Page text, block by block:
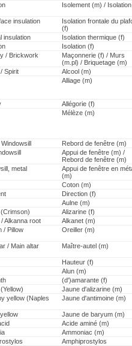
Isolement (m) /
insulation
Isolation frontale du
(f)
insulation Isolation thermique (f)
Isolation (f)
/ Brickwork
Maçonnerie (f) / Murs
(m.pl) / Briquetage (m)
Spirit Alcool (m)
Alliage (m)
Allégorie (f)
Mélèze (m)
Rebord de fenêtre (m)
Appui de fenêtre (m) /
Rebord de fenêtre (m)
metal
Appui de fenêtre en
(m)
Coton (m)
Direction (f)
Aulne (m)
Alizarine (f)
Alkanna root Alkanet (m)
/ Pillow Oreiller (m)
/ Main altar Maître-autel (m)
Hauteur (f)
Alun (m)
(d')amarante (f)
Jaune d'alizarine (m)
yellow (Naples
Jaune d'antimoine (m)
Jaune de baryum (m)
Acide aminé (m)
Ammoniac (m)
Amphiprostylos